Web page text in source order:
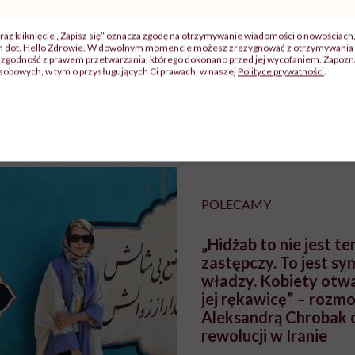
pracy
Wkrótce nowa
Instrukcja". Tym
POLECAMY
„Hidżab to nie jest
zastępczy. To jest
władzy. Kobiety
jej rękawicę” –
Aleksandrą Chrobak
rewolucji w Iranie
kliknięcie „Zapisz się” oznacza zgodę na otrzymywanie wiadomości o
dot. Hello Zdrowie. W dowolnym momencie możesz zrezygnować z
zgodność z prawem przetwarzania, którego dokonano przed jej wycofaniem.
w tym o przysługujących Ci prawach, w naszejPolityce prywatności.